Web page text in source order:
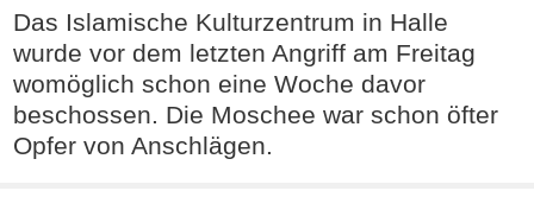
DEBATTE
Das Islamische Kulturzentrum in Halle
wurde vor dem letzten Angriff am Freitag
womöglich schon eine Woche davor
beschossen. Die Moschee war schon öfter
Opfer von Anschlägen.